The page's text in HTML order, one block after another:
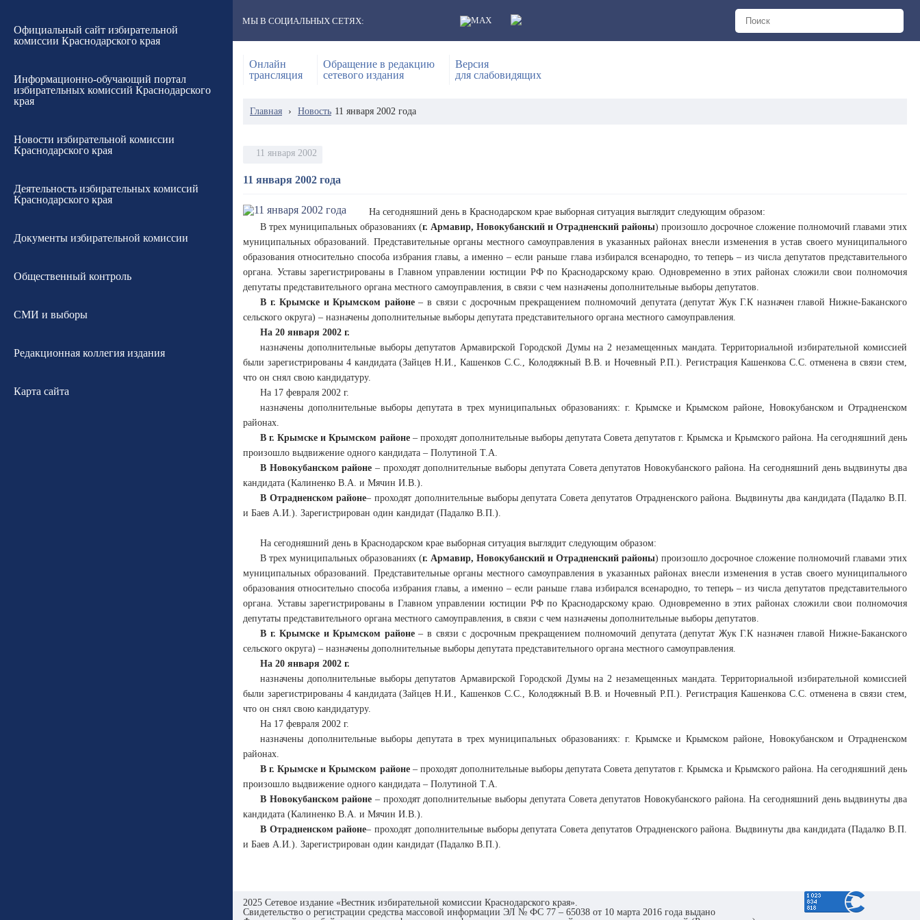
Официальный сайт избирательной
комиссии Краснодарского края
Информационно-обучающий портал
избирательных комиссий Краснодарского
края
Новости избирательной комиссии
Краснодарского края
Деятельность избирательных комиссий
Краснодарского края
Документы избирательной комиссии
Общественный контроль
СМИ и выборы
Редакционная коллегия издания
Карта сайта
МЫ В СОЦИАЛЬНЫХ СЕТЯХ:
Онлайн
трансляция
Обращение в редакцию
сетевого издания
Версия
для слабовидящих
Главная › Новость 11 января 2002 года
11 января 2002
11 января 2002 года
На сегодняшний день в Краснодарском крае выборная ситуация выглядит следующим образом:
В трех муниципальных образованиях (г. Армавир, Новокубанский и Отрадненский районы) произошло досрочное сложение полномочий главами этих
муниципальных образований. Представительные органы местного самоуправления в указанных районах внесли изменения в устав своего муниципального
образования относительно способа избрания главы, а именно – если раньше глава избирался всенародно, то теперь – из числа депутатов представительного
органа. Уставы зарегистрированы в Главном управлении юстиции РФ по Краснодарскому краю. Одновременно в этих районах сложили свои полномочия
депутаты представительного органа местного самоуправления, в связи с чем назначены дополнительные выборы депутатов.
В г. Крымске и Крымском районе– в связи с досрочным прекращением полномочий депутата (депутат Жук Г.К назначен главой Нижне-Баканского
сельского округа) – назначены дополнительные выборы депутата представительного органа местного самоуправления.
На 20 января 2002 г.
назначены дополнительные выборы депутатов Армавирской Городской Думы на 2 незамещенных мандата. Территориальной избирательной комиссией
были зарегистрированы 4 кандидата (Зайцев Н.И., Кашенков С.С., Колодяжный В.В. и Ночевный Р.П.). Регистрация Кашенкова С.С. отменена в связи стем,
что он снял свою кандидатуру.
На 17 февраля 2002 г.
назначены дополнительные выборы депутата в трех муниципальных образованиях: г. Крымске и Крымском районе, Новокубанском и Отрадненском
районах.
В г. Крымске и Крымском районе – проходят дополнительные выборы депутата Совета депутатов г. Крымска и Крымского района. На сегодняшний день
произошло выдвижение одного кандидата – Полутиной Т.А.
В Новокубанском районе – проходят дополнительные выборы депутата Совета депутатов Новокубанского района. На сегодняшний день выдвинуты два
кандидата (Калиненко В.А. и Мячин И.В.).
В Отрадненском районе– проходят дополнительные выборы депутата Совета депутатов Отрадненского района. Выдвинуты два кандидата (Падалко В.П.
и Баев А.И.). Зарегистрирован один кандидат (Падалко В.П.).
На сегодняшний день в Краснодарском крае выборная ситуация выглядит следующим образом:
В трех муниципальных образованиях (г. Армавир, Новокубанский и Отрадненский районы) произошло досрочное сложение полномочий главами этих
муниципальных образований. Представительные органы местного самоуправления в указанных районах внесли изменения в устав своего муниципального
образования относительно способа избрания главы, а именно – если раньше глава избирался всенародно, то теперь – из числа депутатов представительного
органа. Уставы зарегистрированы в Главном управлении юстиции РФ по Краснодарскому краю. Одновременно в этих районах сложили свои полномочия
депутаты представительного органа местного самоуправления, в связи с чем назначены дополнительные выборы депутатов.
В г. Крымске и Крымском районе– в связи с досрочным прекращением полномочий депутата (депутат Жук Г.К назначен главой Нижне-Баканского
сельского округа) – назначены дополнительные выборы депутата представительного органа местного самоуправления.
На 20 января 2002 г.
назначены дополнительные выборы депутатов Армавирской Городской Думы на 2 незамещенных мандата. Территориальной избирательной комиссией
были зарегистрированы 4 кандидата (Зайцев Н.И., Кашенков С.С., Колодяжный В.В. и Ночевный Р.П.). Регистрация Кашенкова С.С. отменена в связи стем,
что он снял свою кандидатуру.
На 17 февраля 2002 г.
назначены дополнительные выборы депутата в трех муниципальных образованиях: г. Крымске и Крымском районе, Новокубанском и Отрадненском
районах.
В г. Крымске и Крымском районе – проходят дополнительные выборы депутата Совета депутатов г. Крымска и Крымского района. На сегодняшний день
произошло выдвижение одного кандидата – Полутиной Т.А.
В Новокубанском районе – проходят дополнительные выборы депутата Совета депутатов Новокубанского района. На сегодняшний день выдвинуты два
кандидата (Калиненко В.А. и Мячин И.В.).
В Отрадненском районе– проходят дополнительные выборы депутата Совета депутатов Отрадненского района. Выдвинуты два кандидата (Падалко В.П.
и Баев А.И.). Зарегистрирован один кандидат (Падалко В.П.).
2025 Сетевое издание «Вестник избирательной комиссии Краснодарского края».
Свидетельство о регистрации средства массовой информации ЭЛ № ФС 77 – 65038 от 10 марта 2016 года выдано